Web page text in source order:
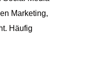
Marketing,
Häufig